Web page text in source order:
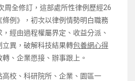
周全修訂，這部處所性律例歷經26
例》，初次以律例情勢明白職務
經由過程權屬界定、收益分派、
異，破解科技結果轉包養網心得
、企業愿接、辦事跟上。
高校、科研院所、企業、園區一